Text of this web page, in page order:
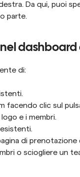
Da qui, puoi
parte.
dashboard
di:
facendo clic sul
e i membri.
di prenotazione
o sciogliere un